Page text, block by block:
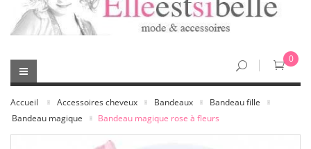
0
Accueil Accessoires cheveux Bandeaux
Bandeau fille
Bandeau magique
Bandeau magique rose à fleurs